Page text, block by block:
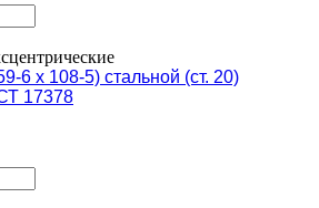
6 х 108-5) стальной (ст. 20)
17378